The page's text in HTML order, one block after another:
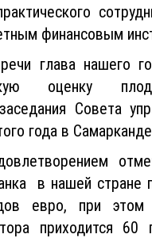
финансовым
глава нашего
оценку
Совета
года в
в нашей стране
евро, при
приходится 60